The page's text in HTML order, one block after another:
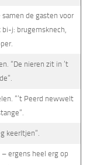
de gasten voor
j: brugemsknech,
“De nieren zit in ’t
“’t Peerd newwelt
keerltjen”.
– ergens heel erg op